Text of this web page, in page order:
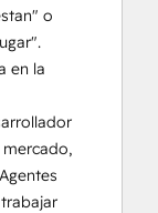
o
en la